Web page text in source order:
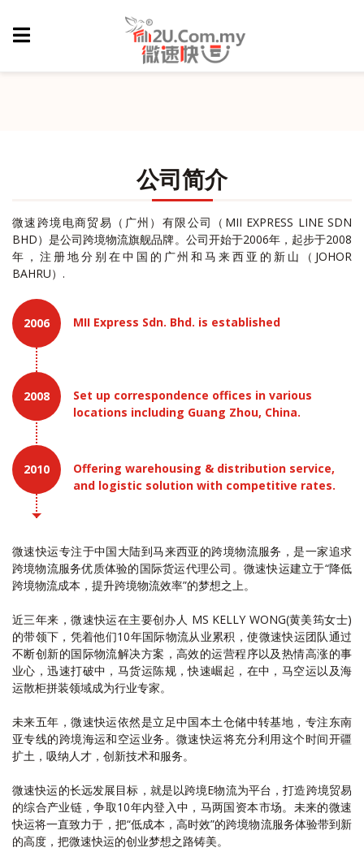
公司简介
微速跨境电商贸易（广州）有限公司（MII EXPRESS LINE SDN
BHD）是公司跨境物流旗舰品牌。公司开始于2006年，起步于2008
年，注册地分别在中国的广州和马来西亚的新山（JOHOR
BAHRU）.
2006 MII Express Sdn. Bhd. is established
2008
Set up correspondence offices in various
locations including Guang Zhou, China.
2010
Offering warehousing & distribution service,
and logistic solution with competitive rates.
微速快运专注于中国大陆到马来西亚的跨境物流服务，是一家追求
跨境物流服务优质体验的国际货运代理公司。微速快运建立于“降低
跨境物流成本，提升跨境物流效率”的梦想之上。
近三年来，微速快运在主要创办人 MS KELLY WONG(黄美筠女士)
的带领下，凭着他们10年国际物流从业累积，使微速快运团队通过
不断创新的国际物流解决方案，高效的运营程序以及热情高涨的事
业心，迅速打破中，马货运陈规，快速崛起，在中，马空运以及海
运散柜拼装领域成为行业专家。
未来五年，微速快运依然是立足中国本土仓储中转基地，专注东南
亚专线的跨境海运和空运业务。微速快运将充分利用这个时间开疆
扩土，吸纳人才，创新技术和服务。
微速快运的长远发展目标，就是以跨境E物流为平台，打造跨境贸易
的综合产业链，争取10年内登入中，马两国资本市场。未来的微速
快运将一直致力于，把“低成本，高时效”的跨境物流服务体验带到新
的高度，把微速快运的创业梦想之路铸美。